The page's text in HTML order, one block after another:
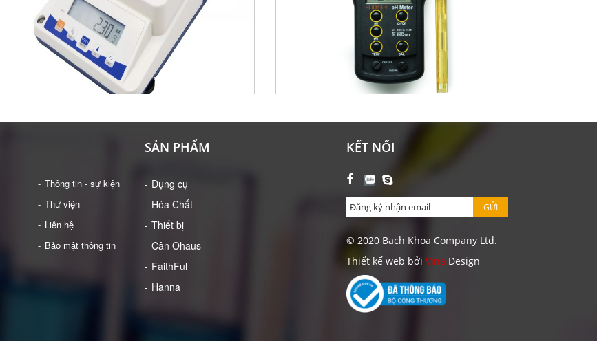
ĐẶT HÀNG
1
Giá: Liên hệ
ĐẶT HÀNG
Thông tin - sự kiện
Thư viện
Liên hệ
Bảo mật thông tin
SẢN PHẨM
Dụng cụ
Hóa Chất
Thiết bị
Cân Ohaus
FaithFul
Hanna
KẾT NỐI
GỬI
© 2020 Bach Khoa Company Ltd.
Thiết kế web bởi Vina Design